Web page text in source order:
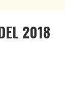
2018